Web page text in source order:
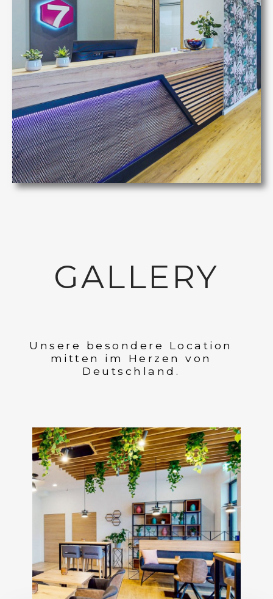
GALLERY
Unsere besondere Location
mitten im Herzen von
Deutschland.